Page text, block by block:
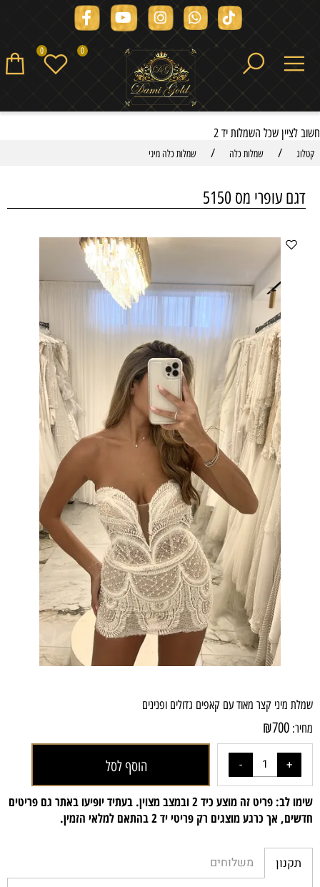
0 0
חשוב לציין שכל השמלות יד 2
קטלוג / שמלות כלה / שמלות כלה מיני
דגם עופרי מס 5150
שמלת מיני קצר מאוד עם קאפים גדולים ופנינים
מחיר:
₪700
הוסף לסל
שימו לב: פריט זה מוצע כיד 2 ובמצב מצוין. בעתיד יופיעו באתר גם פריטים
חדשים, אך כרגע מוצגים רק פריטי יד 2 בהתאם למלאי הזמין.
תקנון משלוחים